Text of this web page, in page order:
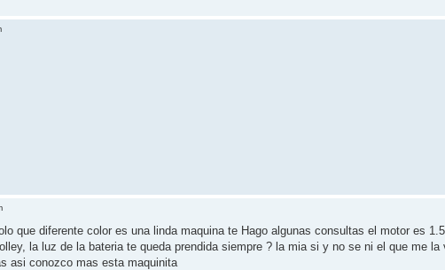
que diferente color es una linda maquina te Hago algunas consultas el motor es
la luz de la bateria te queda prendida siempre ? la mia si y no se ni el que me
asi conozco mas esta maquinita